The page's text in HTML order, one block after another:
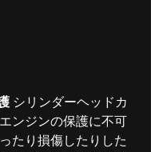
シリンダーヘッドカ
ンジンの保護に不可
たり損傷したりした